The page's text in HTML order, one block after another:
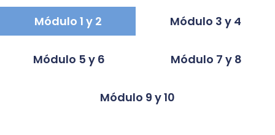
Módulo 1 y 2 Módulo 3 y 4
Módulo 5 y 6 Módulo 7 y 8
Módulo 9 y 10